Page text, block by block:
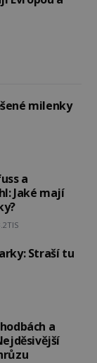
milenky
a
Jaké mají
Straší tu
a